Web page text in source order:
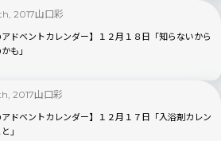
2017山口彩
アドベントカレンダー】１２月１８日「知らないから
も」
2017山口彩
アドベントカレンダー】１２月１７日「入浴剤カレン
」